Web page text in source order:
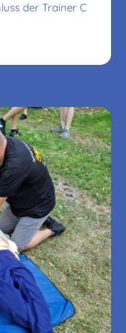
der Trainer C